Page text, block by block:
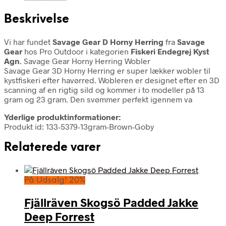
Beskrivelse
Vi har fundet Savage Gear D Horny Herring fra Savage
Gear hos Pro Outdoor i kategorien Fiskeri Endegrej Kyst
Agn. Savage Gear Horny Herring Wobler
Savage Gear 3D Horny Herring er super lækker wobler til
kystfiskeri efter havørred. Wobleren er designet efter en 3D
scanning af en rigtig sild og kommer i to modeller på 13
gram og 23 gram. Den svømmer perfekt igennem va
Yderlige produktinformationer:
Produkt id: 133-5379-13gram-Brown-Goby
Relaterede varer
På Udsalg! 20%
Fjällräven Skogsö Padded Jakke
Deep Forrest